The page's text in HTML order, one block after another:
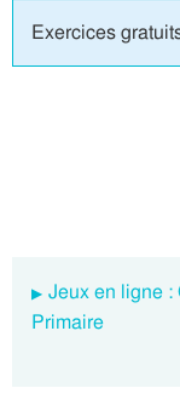
Exercices
Jeux en ligne :
Primaire